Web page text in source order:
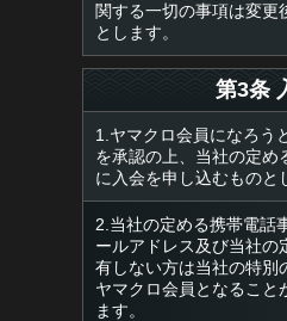
関する一切の事項は変更
とします。
第3条
1.ヤマクロ会員になろう
を承認の上、当社の定め
に入会を申し込むものと
2.当社の定める携帯電話
ールアドレス及び当社の
有しない方は当社の特別
ヤマクロ会員となること
ます。